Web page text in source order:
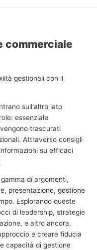
commerciale
gestionali con il
sull'altro lato
essenziale
trascurati
Attraverso consigli
su efficaci
di argomenti,
presentazione, gestione
Esplorando queste
di leadership, strategie
e altro ancora.
e creare fiducia
capacità di gestione